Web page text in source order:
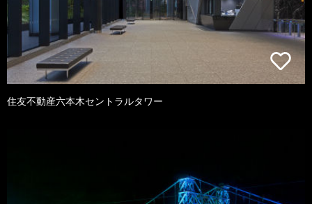
住友不動産六本木セントラルタワー